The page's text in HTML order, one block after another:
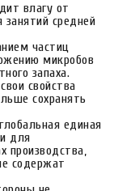
влагу от
средней
частиц
микробов
запаха.
свойства
сохранять
единая
для
производства,
содержат